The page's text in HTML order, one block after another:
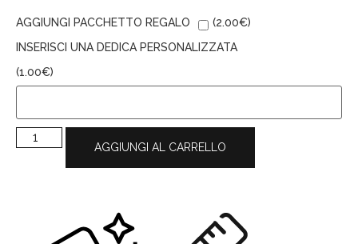
AGGIUNGI PACCHETTO REGALO (2.00€)
INSERISCI UNA DEDICA PERSONALIZZATA
(1.00€)
AGGIUNGI AL CARRELLO